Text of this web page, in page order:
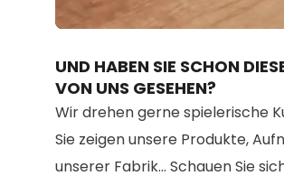
100.00%
UND HABEN SIE SCHON
VON UNS GESEHEN?
Wir drehen gerne spielerische
Sie zeigen unsere Produkte,
unserer Fabrik... Schauen Sie